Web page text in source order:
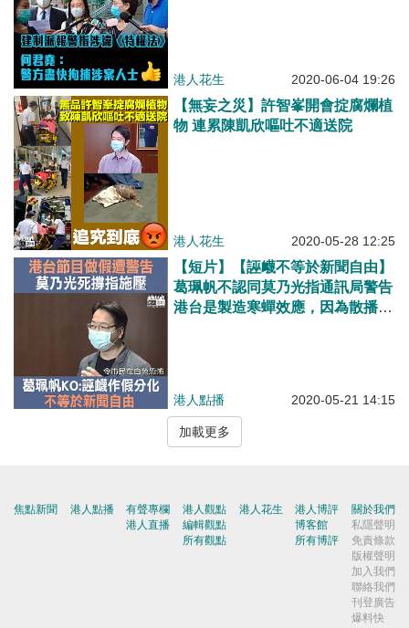
港人花生 2020-06-04 19:26
【無妄之災】許智峯開會掟腐爛植
物 連累陳凱欣嘔吐不適送院
港人花生 2020-05-28 12:25
【短片】【誣衊不等於新聞自由】
葛珮帆不認同莫乃光指通訊局警告
港台是製造寒蟬效應，因為散播仇
港人點播 2020-05-21 14:15
加載更多
焦點新聞 港人點播
有聲專欄
港人直播
港人觀點
編輯觀點
所有觀點
港人花生
港人博評
博客館
所有博評
關於我們
私隱聲明
免責條款
版權聲明
加入我們
聯絡我們
刊登廣告
爆料快